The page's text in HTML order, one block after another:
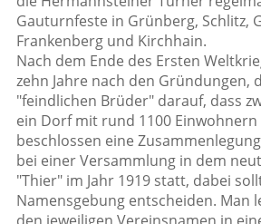
Gauturnfeste in Grünberg, Schlitz,
Frankenberg und Kirchhain.
Nach dem Ende des Ersten
zehn Jahre nach den Gründungen,
"feindlichen Brüder" darauf, dass
ein Dorf mit rund 1100 Einwohnern
beschlossen eine
bei einer Versammlung in dem
"Thier" im Jahr 1919 statt, dabei
Namensgebung entscheiden. Man